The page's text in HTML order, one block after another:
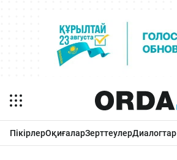
ПікірлерОқиғаларЗерттеулерДиалогтар